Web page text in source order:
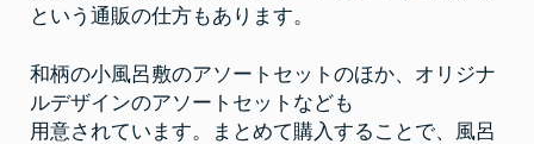
という通販の仕方もあります。
和柄の小風呂敷のアソートセットのほか、オリジナ
ルデザインのアソートセットなども
用意されています。まとめて購入することで、風呂